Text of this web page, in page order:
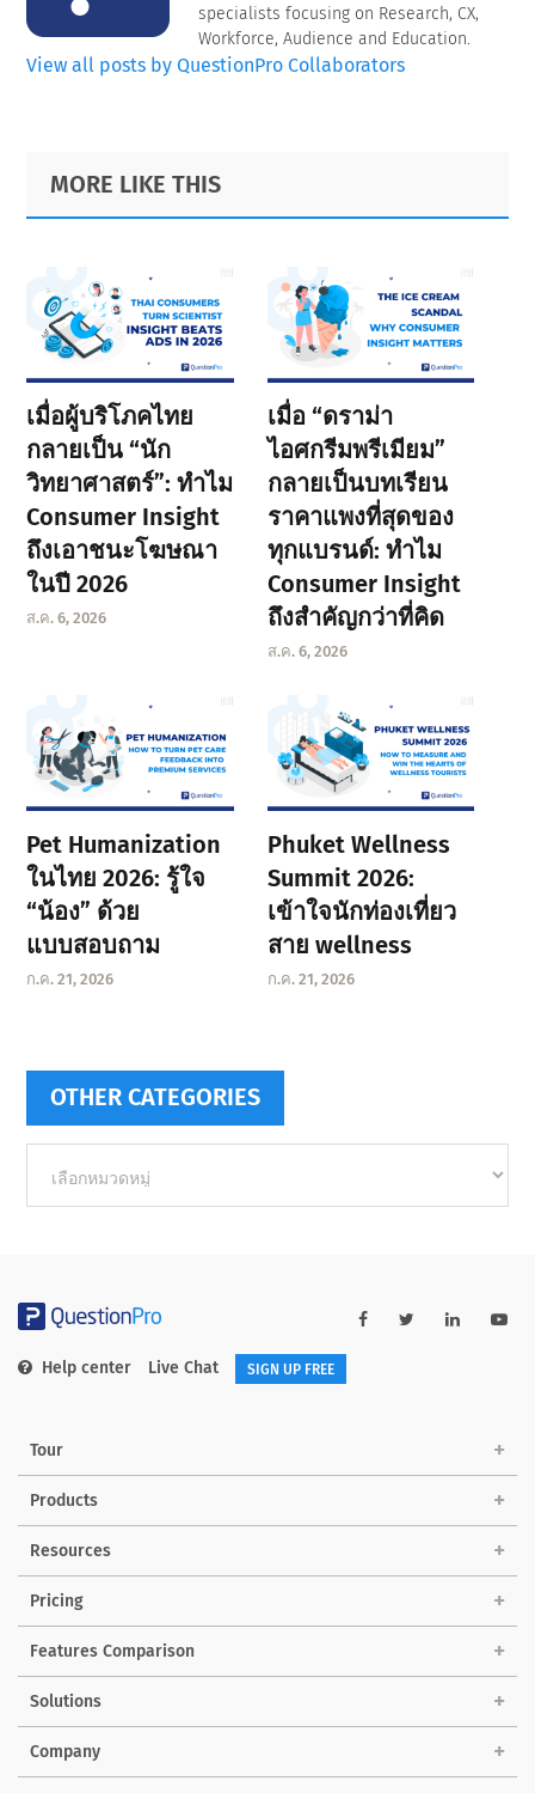
specialists focusing on Research, CX,
Workforce, Audience and Education.
View all posts by QuestionPro Collaborators
Primary
Sidebar
Footer
MORE LIKE THIS
เมื่อผู้บริโภคไทย
กลายเป็น “นัก
วิทยาศาสตร์”: ทำไม
Consumer Insight
ถึงเอาชนะโฆษณา
ในปี 2026
ส.ค. 6, 2026
เมื่อ “ดราม่า
ไอศกรีมพรีเมียม”
กลายเป็นบทเรียน
ราคาแพงที่สุดของ
ทุกแบรนด์: ทำไม
Consumer Insight
ถึงสำคัญกว่าที่คิด
ส.ค. 6, 2026
Pet Humanization
ในไทย 2026: รู้ใจ
“น้อง” ด้วย
แบบสอบถาม
ก.ค. 21, 2026
Phuket Wellness
Summit 2026:
เข้าใจนักท่องเที่ยว
สาย wellness
ก.ค. 21, 2026
OTHER CATEGORIES
categories
Help center Live Chat SIGN UP FREE
Tour
Products
Resources
Pricing
Features Comparison
Solutions
Company